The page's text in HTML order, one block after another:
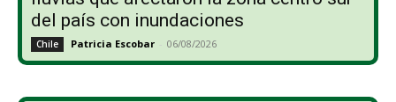
del país con inundaciones
Chile Patricia Escobar - 06/08/2026